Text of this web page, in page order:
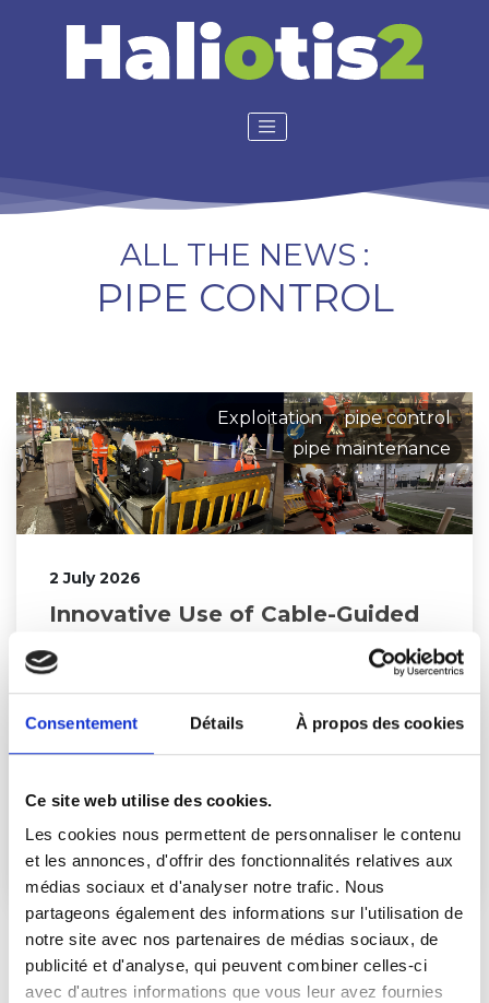
Consentement Détails À propos des cookies
Ce site web utilise des cookies.
Les cookies nous permettent de personnaliser le contenu
et les annonces, d'offrir des fonctionnalités relatives aux
médias sociaux et d'analyser notre trafic. Nous
partageons également des informations sur l'utilisation de
notre site avec nos partenaires de médias sociaux, de
publicité et d'analyse, qui peuvent combiner celles-ci
avec d'autres informations que vous leur avez fournies
ALL THE NEWS :
PIPE CONTROL
Exploitation
pipe control
pipe maintenance
2 July 2026
Innovative Use of Cable-Guided
In the spring of 2026, the teams responsible for
operating Haliotis2 used specialized drones to
conduct nighttime inspections of four...